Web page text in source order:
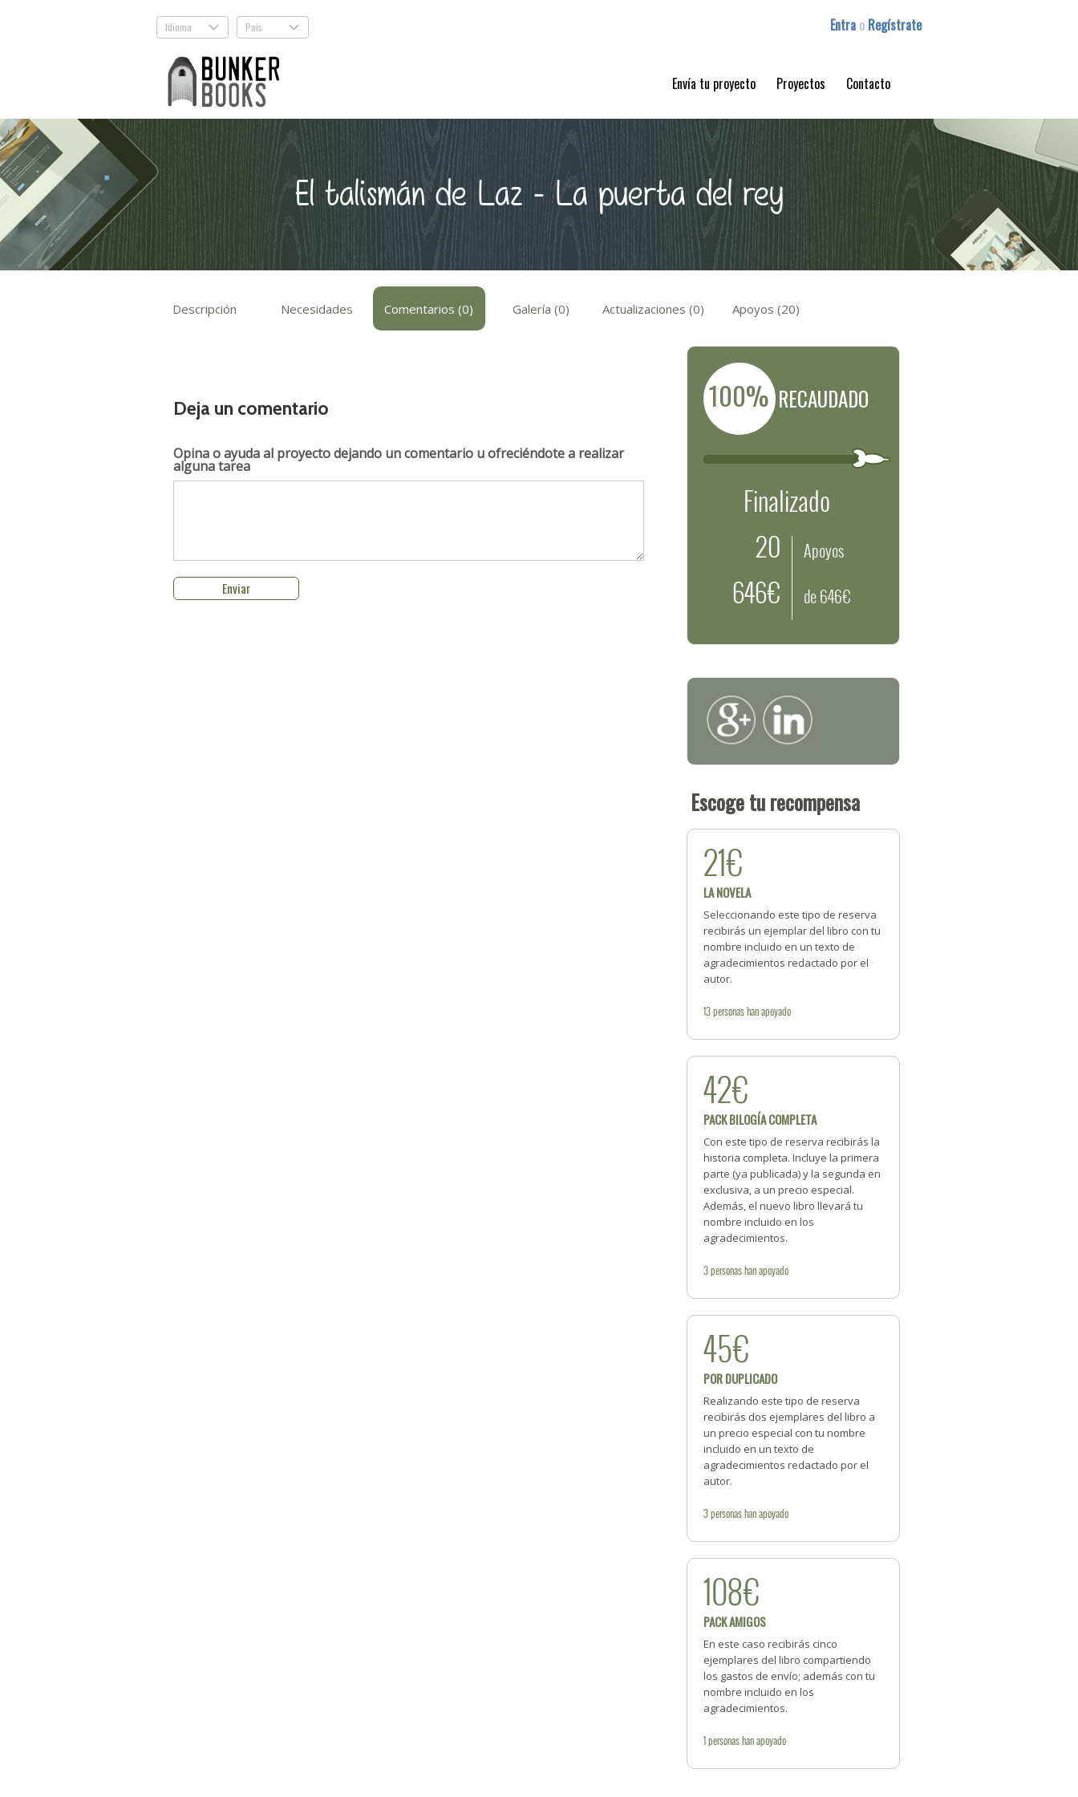
Idioma . País . Entra o Regístrate
Envía tu proyecto Proyectos Contacto
El talismán de Laz - La puerta del rey
Descripción Necesidades Comentarios (0) Galería (0) Actualizaciones (0) Apoyos (20)
Deja un comentario
Opina o ayuda al proyectodejando un comentario u ofreciéndote a realizar
alguna tarea
100% RECAUDADO
Finalizado
20
646€
Apoyos
de 646€
Escoge tu recompensa
21€
LA NOVELA
Seleccionando este tipo de reserva
recibirás un ejemplar del libro con tu
nombre incluido en un texto de
agradecimientos redactado por el
autor.
13personashan apoyado
42€
PACK BILOGÍA COMPLETA
Con este tipo de reserva recibirás la
historia completa. Incluye la primera
parte (ya publicada) y la segunda en
exclusiva, a un precio especial.
Además, el nuevo libro llevará tu
nombre incluido en los
agradecimientos.
3personashan apoyado
45€
POR DUPLICADO
Realizando este tipo de reserva
recibirás dos ejemplares del libro a
un precio especial con tu nombre
incluido en un texto de
agradecimientos redactado por el
autor.
3personashan apoyado
108€
PACK AMIGOS
En este caso recibirás cinco
ejemplares del libro compartiendo
los gastos de envío; además con tu
nombre incluido en los
agradecimientos.
1personashan apoyado